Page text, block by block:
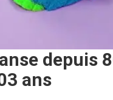
depuis
ans